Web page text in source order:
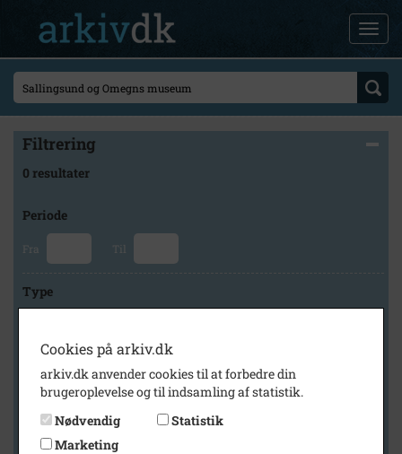
Filtrering
0 resultater
Periode
Fra Til
Type
Arkiv
Skive Byarkiv
Cookies på arkiv.dk
arkiv.dk anvender cookies til at forbedre din
brugeroplevelse og til indsamling af statistik.
Nødvendig
Statistik
Marketing